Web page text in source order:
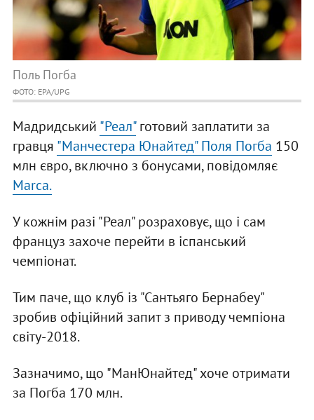
Поль Погба
ФОТО: EPA/UPG
Мадридський "Реал"готовий заплатити за
гравця "Манчестера Юнайтед" Поля Погба 150
млн євро, включно з бонусами, повідомляє
Marca.
У кожнім разі "Реал" розраховує, що і сам
француз захоче перейти в іспанський
чемпіонат.
Тим паче, що клуб із "Сантьяго Бернабеу"
зробив офіційний запит з приводу чемпіона
світу-2018.
Зазначимо, що "МанЮнайтед" хоче отримати
за Погба 170 млн.